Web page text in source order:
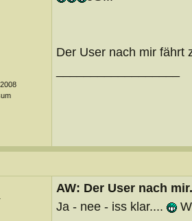
Der User nach mir fährt
AW: Der User nach
Ja - nee - iss klar....